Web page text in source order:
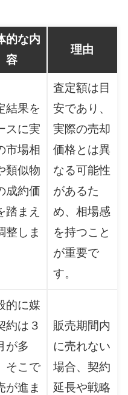
的な内
容
理由
結果を
スに実
市場相
類似物
成約価
踏まえ
整しま
査定額は目
安であり、
実際の売却
価格とは異
なる可能性
があるた
め、相場感
を持つこと
が重要で
す。
的に媒
約は３
が多
そこで
が進ま
販売期間内
に売れない
場合、契約
延長や戦略